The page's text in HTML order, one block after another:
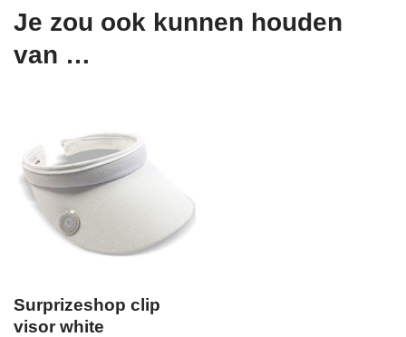
Je zou ook kunnen houden
van …
Surprizeshop clip
visor white